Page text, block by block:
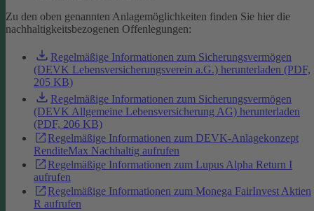
Zu den oben genannten Anlagemöglichkeiten finden Sie hier die
nachhaltigkeitsbezogenen Offenlegungen:
Regelmäßige Informationen zum Sicherungsvermögen
(DEVK Lebensversicherungsverein a.G.) herunterladen (PDF,
205 KB)
Regelmäßige Informationen zum Sicherungsvermögen
(DEVK Allgemeine Lebensversicherung AG) herunterladen
(PDF, 206 KB)
Regelmäßige Informationen zum DEVK-Anlagekonzept
RenditeMax Nachhaltig aufrufen
Regelmäßige Informationen zum Lupus Alpha Return I
aufrufen
Regelmäßige Informationen zum Monega FairInvest Aktien
R aufrufen